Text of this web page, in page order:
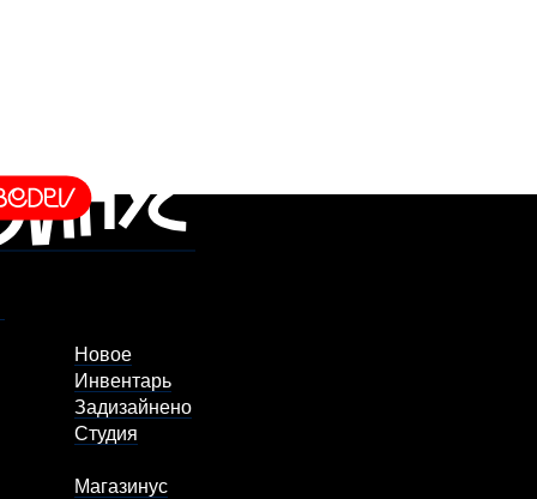
Новое
Инвентарь
Задизайнено
Студия
Магазинус